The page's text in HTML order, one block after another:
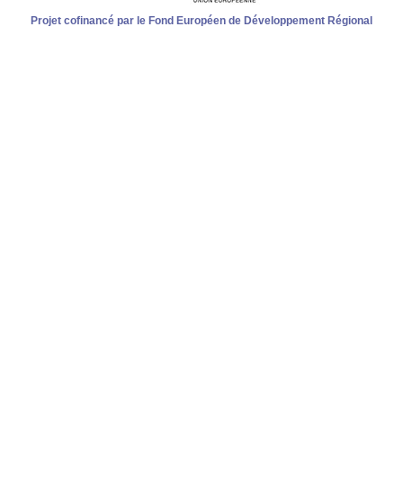
Projet cofinancé par le Fond Européen de Développement Régional